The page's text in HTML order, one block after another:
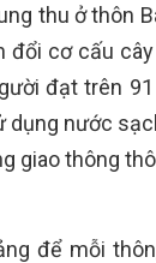
thu ở thôn
cơ cấu
đạt trên
nước
thông
để mỗi